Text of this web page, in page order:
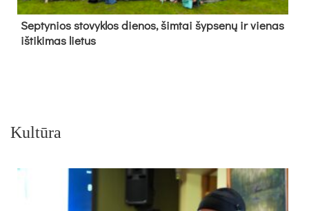
Sep­ty­nios sto­vyk­los die­nos, šim­tai šyp­se­nų ir vie­nas
iš­ti­ki­mas lie­tus
Kultūra